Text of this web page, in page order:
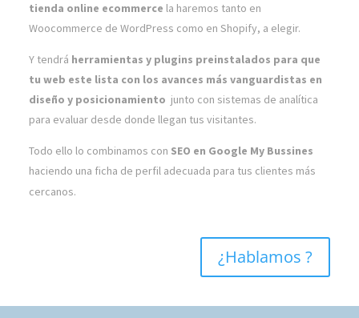
tienda online ecommerce la haremos tanto en
Woocommerce de WordPress como en Shopify, a elegir.
Y tendrá herramientas y plugins preinstalados para que
tu web este lista con los avances más vanguardistas en
diseño y posicionamiento junto con sistemas de analítica
para evaluar desde donde llegan tus visitantes.
Todo ello lo combinamos con SEO en Google My Bussines
haciendo una ficha de perfil adecuada para tus clientes más
cercanos.
¿Hablamos ?